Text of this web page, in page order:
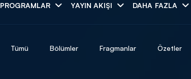
PROGRAMLAR YAYIN AKIŞI DAHA FAZLA
Tümü Bölümler Fragmanlar Özetler